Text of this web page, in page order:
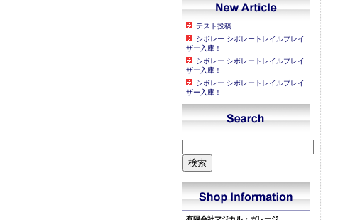
テスト投稿
シボレー シボレートレイルブレイ
ザー入庫！
シボレー シボレートレイルブレイ
ザー入庫！
シボレー シボレートレイルブレイ
ザー入庫！